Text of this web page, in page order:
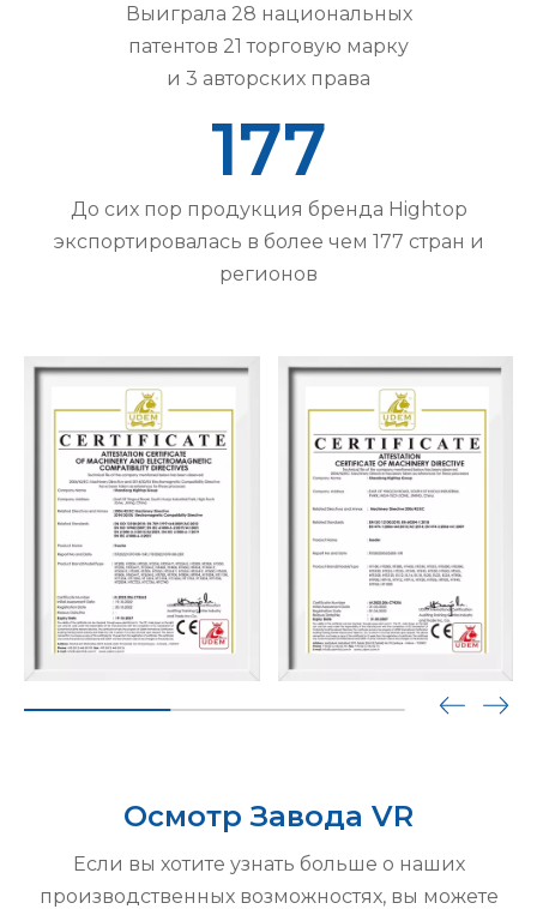
Выиграла 28 национальных
патентов 21 торговую марку
и 3 авторских права
177
До сих пор продукция бренда Hightop
экспортировалась в более чем 177 стран и
регионов
Осмотр Завода VR
Если вы хотите узнать больше о наших
производственных возможностях, вы можете